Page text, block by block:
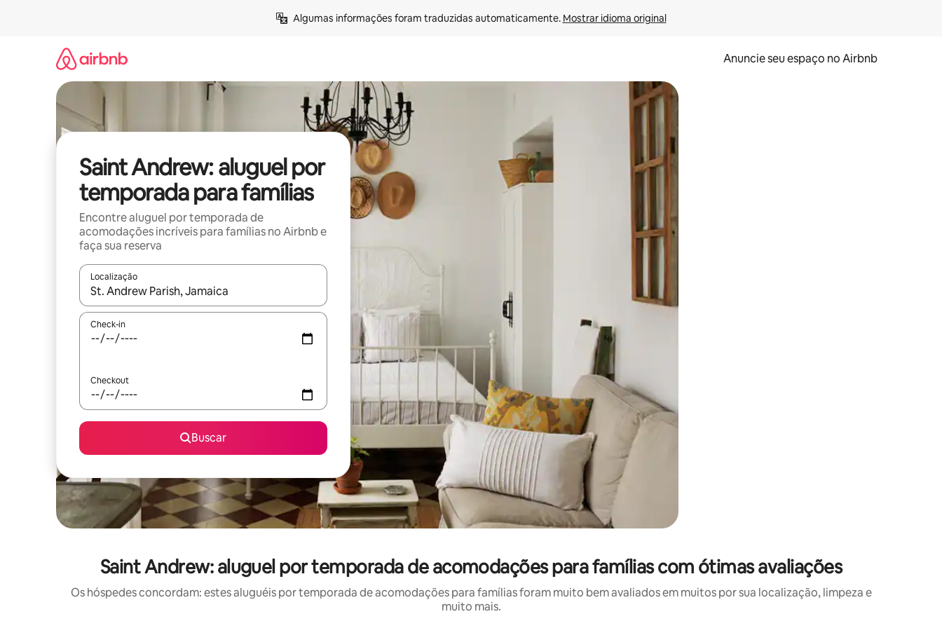
Algumas informações foram traduzidas automaticamente. Mostrar idioma original
Anuncie seu espaço no Airbnb
Saint Andrew: aluguel por
temporada para famílias
Encontre aluguel por temporada de
acomodações incríveis para famílias no Airbnb e
faça sua reserva
Localização
Quando os resultados estiverem disponíveis, explore-os usando as seta para cima e para baixo do teclado ou tocando e deslizando o dedo na tela.
Check-in
Checkout
Buscar
Saint Andrew: aluguel por temporada de acomodações para famílias com ótimas avaliações
Os hóspedes concordam: estes aluguéis por temporada de acomodações para famílias foram muito bem avaliados em muitos por sua localização, limpeza e
muito mais.